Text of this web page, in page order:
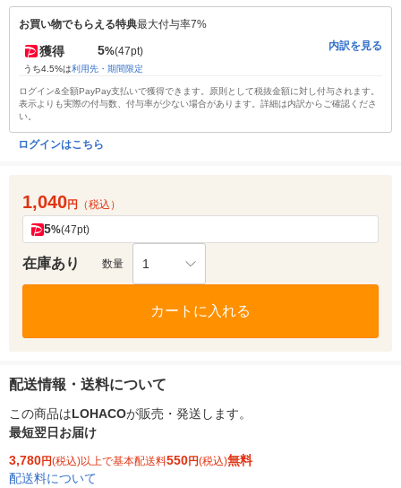
お買い物でもらえる特典最大付与率7%
獲得 5%(47pt)
うち4.5%は利用先・期間限定
内訳を見る
ログイン&全額PayPay支払いで獲得できます。原則として税抜金額に対し付与されます。
表示よりも実際の付与数、付与率が少ない場合があります。詳細は内訳からご確認くださ
い。
ログインはこちら
1,040円 （税込）
5%(47pt)
在庫あり 数量 1
カートに入れる
配送情報・送料について
この商品はLOHACOが販売・発送します。
最短翌日お届け
3,780円(税込)以上で基本配送料550円(税込)無料
配送料について